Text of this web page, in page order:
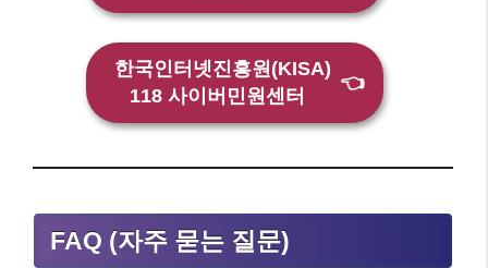
한국인터넷진흥원(KISA)
118 사이버민원센터
👈
FAQ (자주 묻는 질문)